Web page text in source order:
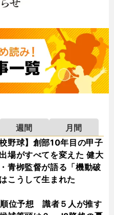
週間
月間
校野球】創部10年目の甲子
場がすべてを変えた 健大
青栁監督が語る「機動破
こうして生まれた
位予想 識者５人が推す